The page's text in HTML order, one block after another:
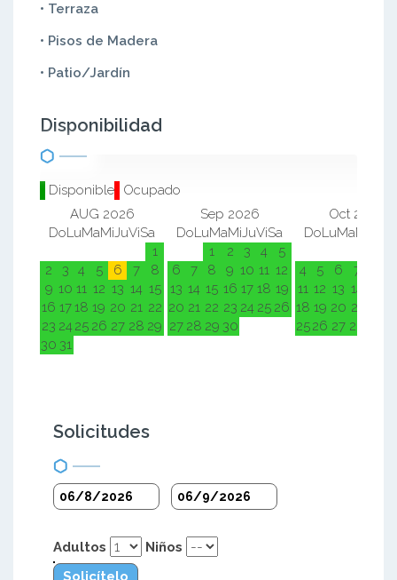
• Terraza
• Pisos de Madera
• Patio/Jardín
Disponibilidad
Disponible
Ocupado
AUG 2026
DoLuMaMiJuViSa
1
2
3 4 5 6 7
8
9 10 11 12 13 14 15
16 1718 19 20 21 22
23 24 25 26 27 28 29
30 31
Sep 2026
DoLuMaMiJuViSa
1
2 3 4
5
6
7 8 9 10 11 12
13 14 15 16 17 18 19
20 21 22 23 24 25 26
27 28 29 30
Oct 2026
DoLuMaMi
4
5 6 7
11 12 13 14
18 19 20 21
2526 27 28
Solicitudes
Adultos
Niños
Solicítelo